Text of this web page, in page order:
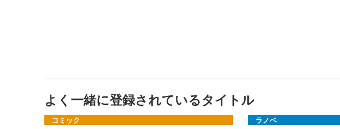
よく一緒に登録されているタイトル
コミック
ラノベ